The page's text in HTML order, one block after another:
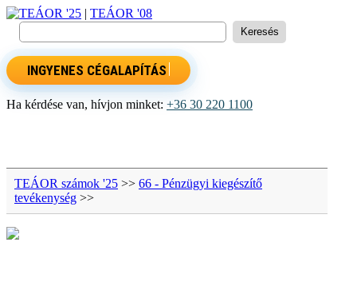
TEÁOR '25 | TEÁOR '08
INGYENES CÉGALAPÍTÁS
Ha kérdése van, hívjon minket: +36 30 220 1100
TEÁOR számok '25 >> 66 - Pénzügyi kiegészítő
tevékenység >>